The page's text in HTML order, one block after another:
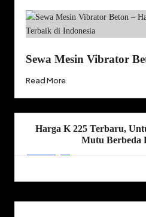
Sewa Mesin Vibrator
Read More
Harga K 225 Terbaru,
Mutu Berbeda